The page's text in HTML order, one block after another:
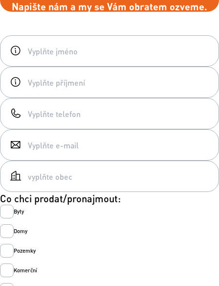
Napište nám a my se Vám obratem ozveme.
Co chci prodat/pronajmout:
Byty
Domy
Pozemky
Komerční